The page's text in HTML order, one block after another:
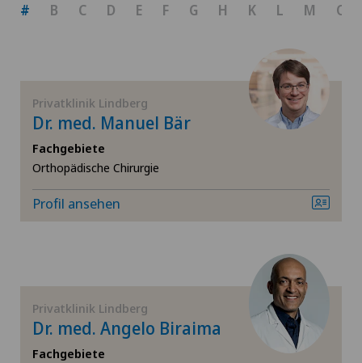
Arthrose
Ästhetische Medizin
Bandscheibenprothese | Künstliche Bandscheibe
Bandscheibenvorfall Lendenwirbelsäule (LWS)
Diabetologie
# B C D E F G H K L M O
Privatklinik Lindberg
Dr. med. Manuel Bär
Fachgebiete
Orthopädische Chirurgie
Profil ansehen
Privatklinik Lindberg
Dr. med. Angelo Biraima
Fachgebiete